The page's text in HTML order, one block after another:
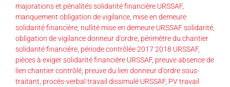
majorations et pénalités solidarité financière URSSAF,
manquement obligation de vigilance mise en demeure
solidarité financière nullité mise en demeure URSSAF solidarité
obligation de vigilance donneur d'ordre périmètre du chantier
solidarité financière période contrôlée 2017 2018 URSSAF,
pièces à exiger solidarité financière URSSAF, preuve absence de
lien chantier contrôlé preuve du lien donneur d’ordre sous-
traitant procès-verbal travail dissimulé URSSAF, PV travail